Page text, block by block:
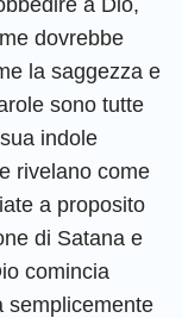
dovrebbe
la saggezza e
sono tutte
indole
rivelano come
a proposito
di Satana e
comincia
semplicemente